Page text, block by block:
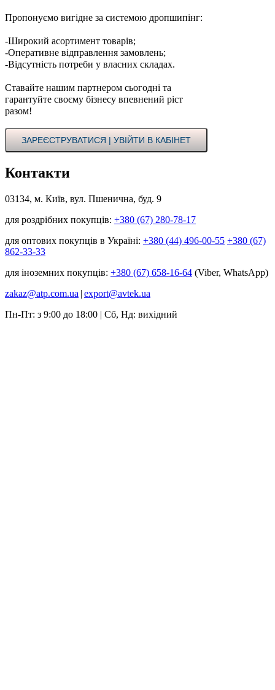
Пропонуємо вигідне за системою дропшипінг:
-Широкий асортимент товарів;
-Оперативне відправлення замовлень;
-Відсутність потреби у власних складах.
Ставайте нашим партнером сьогодні та
гарантуйте своєму бізнесу впевнений ріст
разом!
ЗАРЕЄСТРУВАТИСЯ | УВІЙТИ В КАБІНЕТ
Контакти
03134, м. Київ, вул. Пшенична, буд. 9
для роздрібних покупців: +380 (67) 280-78-17
для оптових покупців в Україні: +380 (44) 496-00-55 +380 (67)
862-33-33
для іноземних покупців: +380 (67) 658-16-64 (Viber, WhatsApp)
zakaz@atp.com.ua | export@avtek.ua
Пн-Пт: з 9:00 до 18:00 | Сб, Нд: вихідний